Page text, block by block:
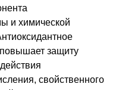
и химической
защиту
свойственного